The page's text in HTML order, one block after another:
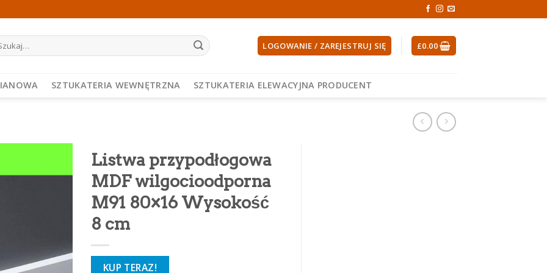
LOGOWANIE / ZAREJESTRUJ SIĘ £0.00
SZTUKATERIA WEWNĘTRZNA SZTUKATERIA ELEWACYJNA PRODUCENT
Listwa przypodłogowa
MDF wilgocioodporna
M91 80×16 Wysokość
8 cm
KUP TERAZ!